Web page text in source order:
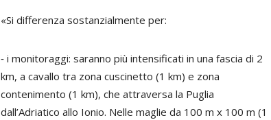
«Si differenza sostanzialmente per:
⁃ i monitoraggi: saranno più intensificati in una fascia di 2
km, a cavallo tra zona cuscinetto (1 km) e zona
contenimento (1 km), che attraversa la Puglia
dall’Adriatico allo Ionio. Nelle maglie da 100 m x 100 m (1